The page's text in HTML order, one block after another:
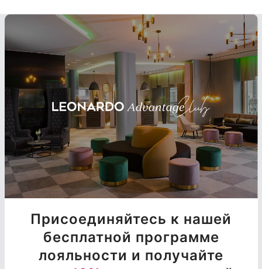
Присоединяйтесь к нашей
бесплатной программе
лояльности и получайте